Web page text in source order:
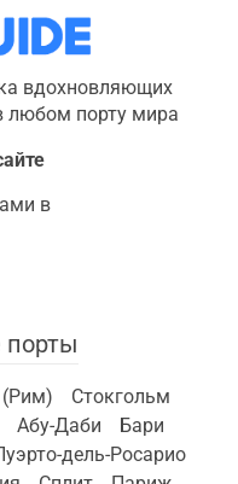
вдохновляющих
любом порту мира
в
(Рим)
Стокгольм
Абу-Даби
Бари
дель-Росарио